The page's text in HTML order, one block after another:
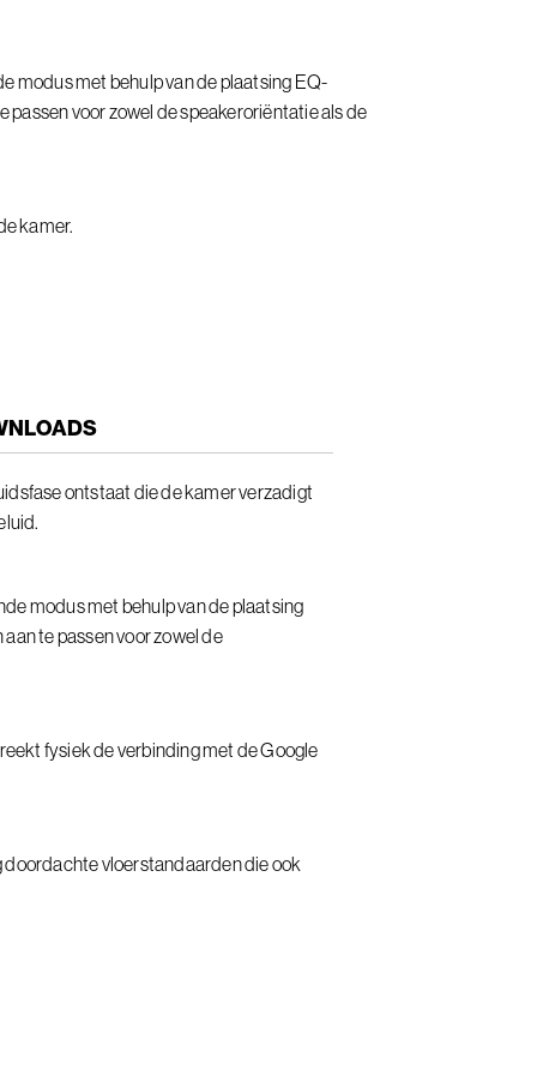
modus met behulp van de plaatsing EQ-
passen voor zowel de speakeroriëntatie als de
kamer.
ontstaat die de kamer verzadigt
modus met behulp van de plaatsing
te passen voor zowel de
fysiek de verbinding met de Google
vloerstandaarden die ook